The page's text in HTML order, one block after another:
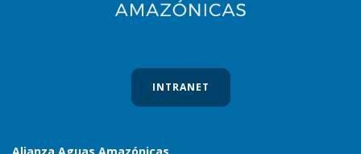
INTRANET
Alianza Aguas Amazónicas